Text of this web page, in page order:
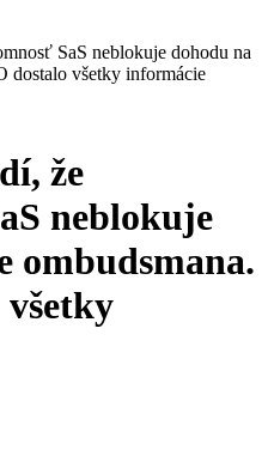
SaS neblokuje dohodu na
dostalo všetky informácie
že
neblokuje
ombudsmana.